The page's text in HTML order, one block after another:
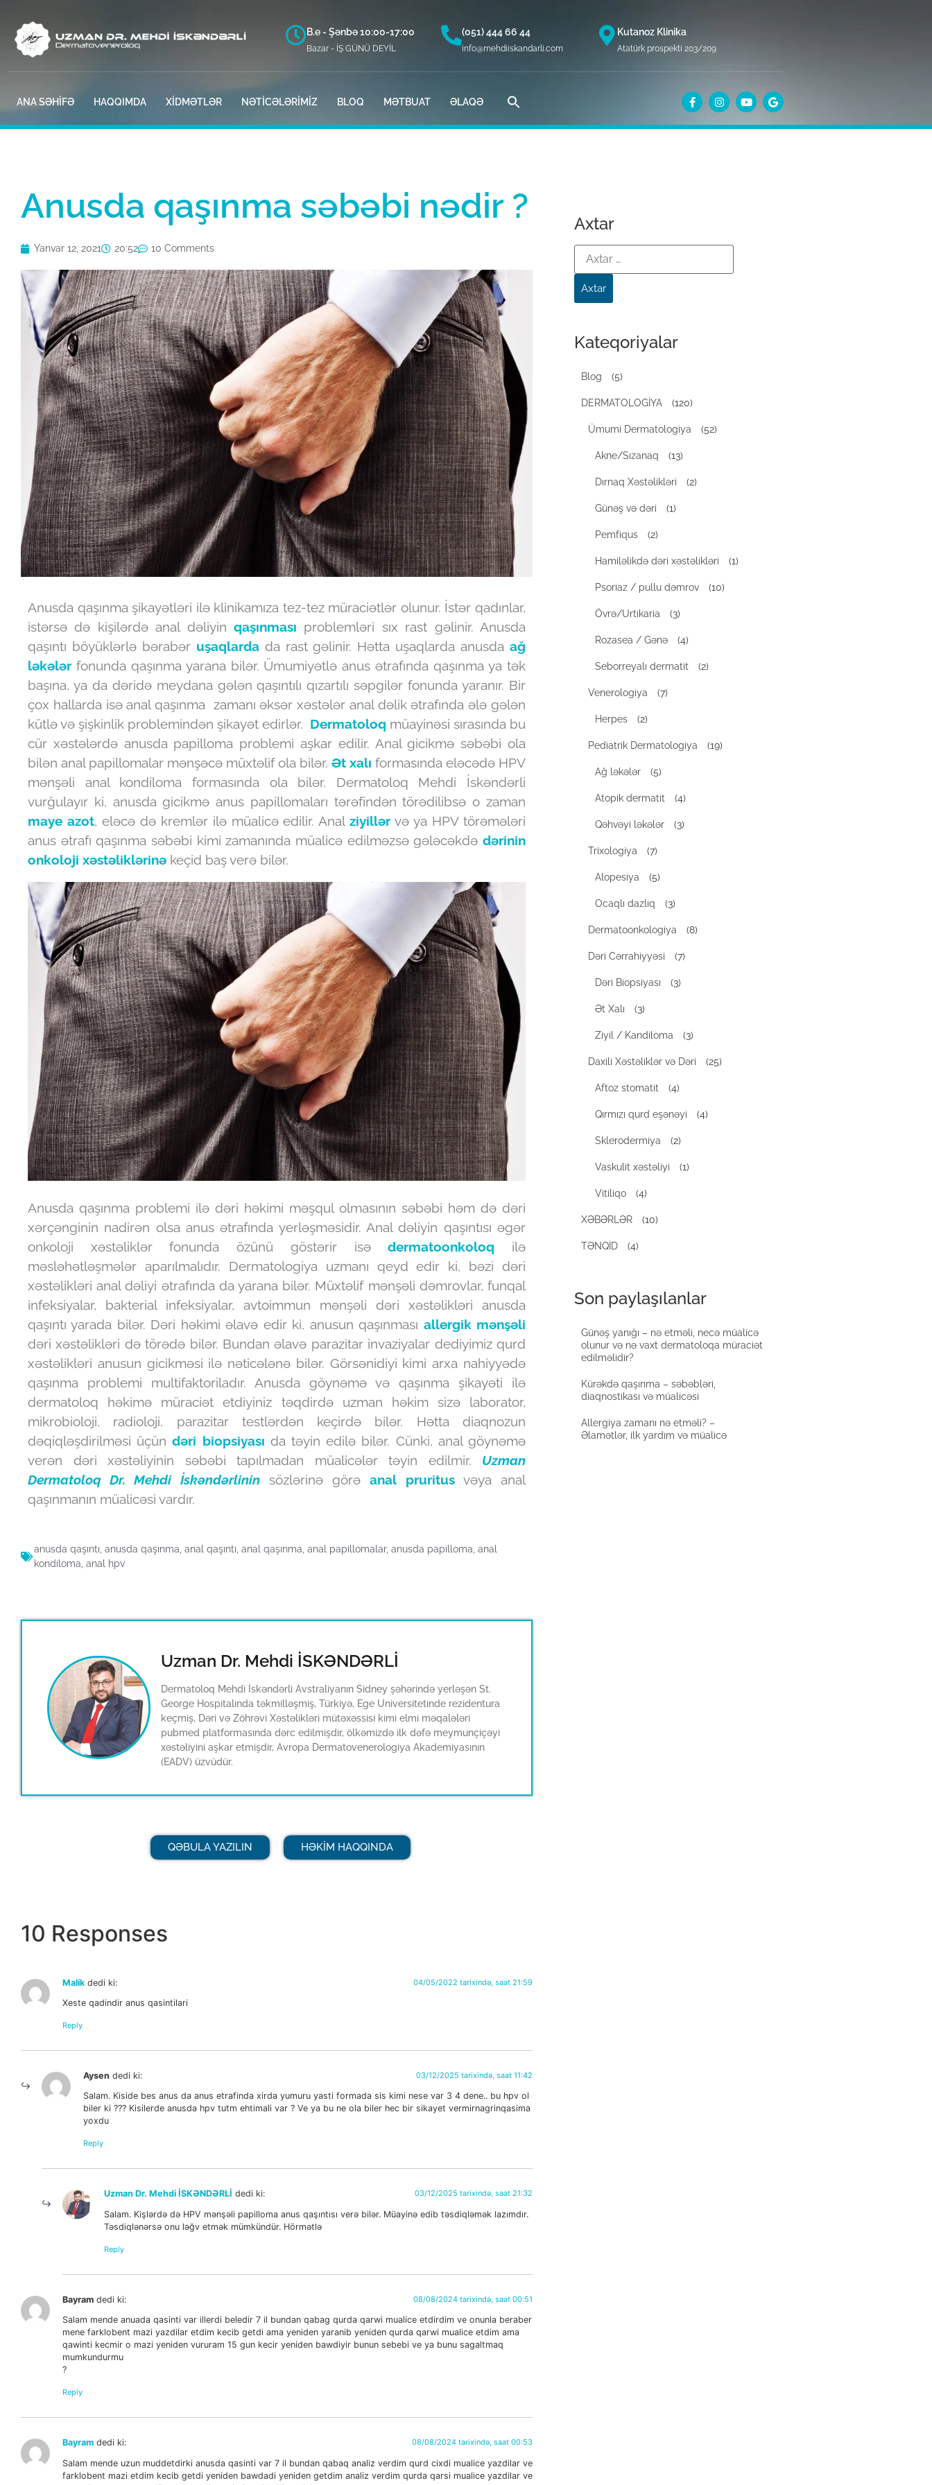
B.e - Şənbə 10:00-17:00
Bazar - İŞ GÜNÜ DEYİL
(051) 444 66 44
info@mehdiiskandarli.com
Kutanoz Klinika
Atatürk prospekti 203/209
ANA SƏHİFƏ HAQQIMDA XİDMƏTLƏR NƏTİCƏLƏRİMİZ BLOQ MƏTBUAT ƏLAQƏ
Anusda qaşınma səbəbi nədir ?
Yanvar 12, 2021 20:52 10 Comments
Anusda qaşınma şikayətləri ilə klinikamıza tez-tez müraciətlər olunur. İstər qadınlar,
istərsə də kişilərdə anal dəliyin qaşınması problemləri sıx rast gəlinir. Anusda
qaşıntı böyüklərlə bərabər uşaqlardada rast gəlinir. Hətta uşaqlarda anusdaağ
ləkələrfonunda qaşınma yarana bilər. Ümumiyətlə anus ətrafında qaşınma ya tək
başına, ya da dəridə meydana gələn qaşıntılı qızartılı səpgilər fonunda yaranır. Bir
çox hallarda isə anal qaşınma zamanı əksər xəstələr anal dəlik ətrafında ələ gələn
kütlə və şişkinlik problemindən şikayət edirlər. Dermatoloq müayinəsi sırasında bu
cür xəstələrdə anusda papilloma problemi aşkar edilir. Anal gicikmə səbəbi ola
bilən anal papillomalar mənşəcə müxtəlif ola bilər. Ət xalı formasında eləcədə HPV
mənşəli anal kondiloma formasında ola bilər. Dermatoloq Mehdi İskəndərli
vurğulayır ki, anusda gicikmə anus papillomaları tərəfindən törədilibsə o zaman
maye azot, eləcə də kremlər ilə müalicə edilir. Analziyillərvə ya HPV törəmələri
anus ətrafı qaşınma səbəbi kimi zamanında müalicə edilməzsə gələcəkdə dərinin
onkoloji xəstəliklərinə keçid baş verə bilər.
Anusda qaşınma problemi ilə dəri həkimi məşqul olmasının səbəbi həm də dəri
xərçənginin nadirən olsa anus ətrafında yerləşməsidir. Anal dəliyin qaşıntısı əgər
onkoloji xəstəliklər fonunda özünü göstərir isədermatoonkoloq ilə
məsləhətləşmələr aparılmalıdır. Dermatologiya uzmanı qeyd edir ki, bəzi dəri
xəstəlikləri anal dəliyi ətrafında da yarana bilər. Müxtəlif mənşəli dəmrovlar, funqal
infeksiyalar, bakterial infeksiyalar, avtoimmun mənşəli dəri xəstəlikləri anusda
qaşıntı yarada bilər. Dəri həkimi əlavə edir ki, anusun qaşınması allergik mənşəli
dəri xəstəlikləri də törədə bilər. Bundan əlavə parazitar invaziyalar dediyimiz qurd
xəstəlikləri anusun gicikməsi ilə nəticələnə bilər. Görsənidiyi kimi arxa nahiyyədə
qaşınma problemi multifaktoriladır. Anusda göynəmə və qaşınma şikayəti ilə
dermatoloq həkimə müraciət etdiyiniz təqdirdə uzman həkim sizə laborator,
mikrobioloji, radioloji, parazitar testlərdən keçirdə bilər. Hətta diaqnozun
dəqiqləşdirilməsi üçündəri biopsiyası da təyin edilə bilər. Cünki, anal göynəmə
verən dəri xəstəliyinin səbəbi tapılmadan müalicələr təyin edilmir. Uzman
Dermatoloq Dr. Mehdi İskəndərlininsözlərinə görəanal pruritusvəya anal
qaşınmanın müalicəsi vardır.
anusda qaşıntı anusda qaşınma anal qaşıntı anal qaşınma anal papillomalar, anusda papilloma anal
kondiloma anal hpv
Uzman Dr. Mehdi İSKƏNDƏRLİ
Dermatoloq Mehdi İskəndərli Avstraliyanın Sidney şəhərində yerləşən St.
George Hospitalında təkmilləşmiş, Türkiyə, Ege Universitetinde rezidentura
keçmiş, Dəri və Zöhrəvi Xəstəlikləri mütəxəssisi kimi elmi məqalələri
pubmed platformasında dərc edilmişdir, ölkəmizdə ilk dəfə meymunçiçəyi
xəstəliyini aşkar etmişdir, Avropa Dermatovenerologiya Akademiyasının
(EADV) üzvüdür.
QƏBULA YAZILIN HƏKİM HAQQINDA
10 Responses
Malik dedi ki: 04/05/2022 tarixində, saat 21:59
Xeste qadindir anus qasintilari
Reply
Aysen dedi ki: 03/12/2025 tarixində, saat 11:42
Salam. Kiside bes anus da anus etrafinda xirda yumuru yasti formada sis kimi nese var 3 4 dene.. bu hpv ol
biler ki ??? Kisilerde anusda hpv tutm ehtimali var ? Ve ya bu ne ola biler hec bir sikayet vermirnagrinqasima
yoxdu
Reply
Uzman Dr. Mehdi İSKƏNDƏRLİ dedi ki: 03/12/2025 tarixində, saat 21:32
Salam. Kişlərdə də HPV mənşəli papilloma anus qaşıntısı verə bilər. Müayinə edib təsdiqləmək lazımdır.
Təsdiqlənərsə onu ləğv etmək mümkündür. Hörmətlə
Reply
Bayram dedi ki: 08/08/2024 tarixində, saat 00:51
Salam mende anuada qasinti var illerdi beledir 7 il bundan qabag qurda qarwi mualice etdirdim ve onunla beraber
mene farklobent mazi yazdilar etdim kecib getdi ama yeniden yaranib yeniden qurda qarwi mualice etdim ama
qawinti kecmir o mazi yeniden vururam 15 gun kecir yeniden bawdiyir bunun sebebi ve ya bunu sagaltmaq
mumkundurmu
?
Reply
Bayram dedi ki: 08/08/2024 tarixində, saat 00:53
Salam mende uzun muddetdirki anusda qasinti var 7 il bundan qabaq analiz verdim qurd cixdi mualice yazdilar ve
farklobent mazi etdim kecib getdi yeniden bawdadi yeniden getdim analiz verdim qurda qarsi mualice yazdilar ve
Axtar
Kateqoriyalar
Blog (5)
DERMATOLOGİYA (120)
Ümumi Dermatologiya (52)
Akne/Sızanaq (13)
Dırnaq Xəstəlikləri (2)
Günəş və dəri (1)
Pemfiqus (2)
Hamiləlikdə dəri xəstəlikləri (1)
Psoriaz / pullu dəmrov (10)
Övrə/Urtikaria (3)
Rozasea / Gənə (4)
Seborreyalı dermatit (2)
Venerologiya (7)
Herpes (2)
Pediatrik Dermatologiya (19)
Ağ ləkələr (5)
Atopik dermatit (4)
Qəhvəyi ləkələr (3)
Trixologiya (7)
Alopesiya (5)
Ocaqlı dazlıq (3)
Dermatoonkologiya (8)
Dəri Cərrahiyyəsi (7)
Dəri Biopsiyası (3)
Ət Xalı (3)
Ziyil / Kandiloma (3)
Daxili Xəstəliklər və Dəri (25)
Aftoz stomatit (4)
Qırmızı qurd eşənəyi (4)
Sklerodermiya (2)
Vaskulit xəstəliyi (1)
Vitiliqo (4)
XƏBƏRLƏR (10)
TƏNQİD (4)
Son paylaşılanlar
Günəş yanığı – nə etməli, necə müalicə
olunur və nə vaxt dermatoloqa müraciət
edilməlidir?
Kürəkdə qaşınma – səbəbləri,
diaqnostikası və müalicəsi
Allergiya zamanı nə etməli? –
Əlamətlər, ilk yardım və müalicə